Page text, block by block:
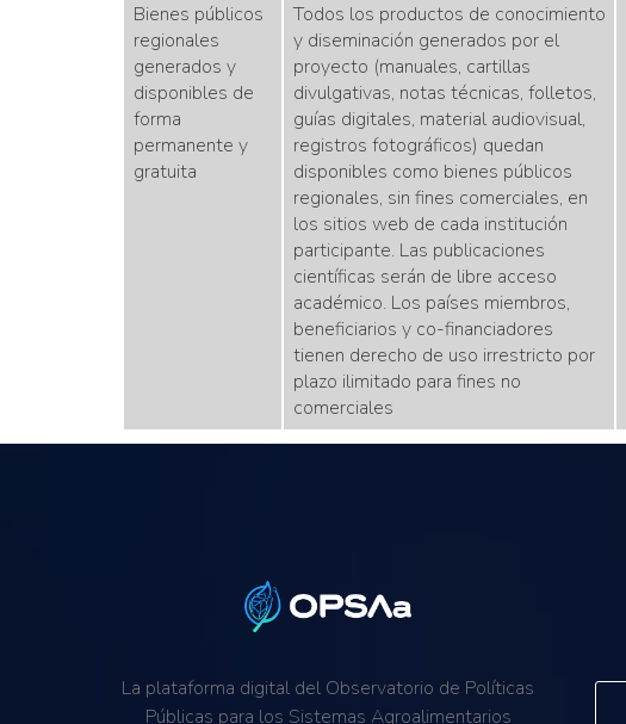
Bienes públicos
regionales
generados y
disponibles de
forma
permanente y
gratuita
Todos los productos de conocimiento
y diseminación generados por el
proyecto (manuales, cartillas
divulgativas, notas técnicas, folletos,
guías digitales, material audiovisual,
registros fotográficos) quedan
disponibles como bienes públicos
regionales, sin fines comerciales, en
los sitios web de cada institución
participante. Las publicaciones
científicas serán de libre acceso
académico. Los países miembros,
beneficiarios y co-financiadores
tienen derecho de uso irrestricto por
plazo ilimitado para fines no
comerciales
La plataforma digital del Observatorio de Políticas
Públicas para los Sistemas Agroalimentarios